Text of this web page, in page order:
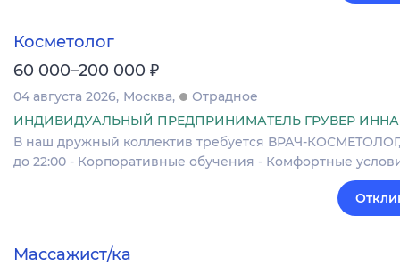
Косметолог
60 000–200 000 ₽
04 августа 2026 Москва
Отрадное
ИНДИВИДУАЛЬНЫЙ ПРЕДПРИНИМАТЕЛЬ ГРУВЕР
В наш дружный коллектив требуется ВРАЧ-
до 22:00 - Корпоративные обучения - Комфортные
Массажист/ка